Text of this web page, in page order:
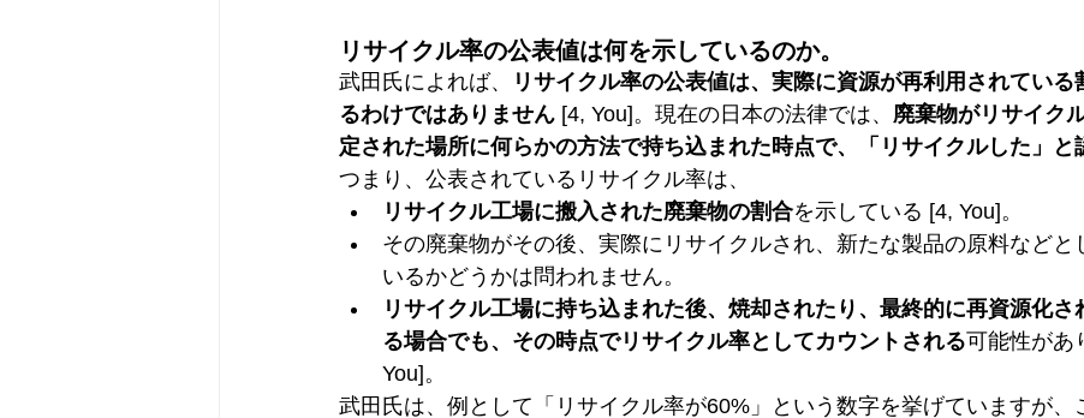
リサイクル率の公表値は何を示しているのか。
武田氏によれば、
リサイクル率の公表値は、実際に資源が再利用されている
るわけではありません [4, You]。現在の日本の法律では、 廃棄物がリサイク
定された場所に何らかの方法で持ち込まれた時点で、「リサイクルした」と
つまり、公表されているリサイクル率は、
リサイクル工場に搬入された廃棄物の割合を示している [4, You]。
その廃棄物がその後、実際にリサイクルされ、新たな製品の原料などと
いるかどうかは問われません。
リサイクル工場に持ち込まれた後、焼却されたり、最終的に再資源化さ
る場合でも、その時点でリサイクル率としてカウントされる可能性があ
You]。
武田氏は、例として「リサイクル率が60%」という数字を挙げていますが、